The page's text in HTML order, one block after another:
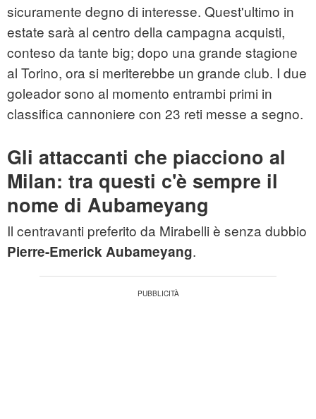
sicuramente degno di interesse. Quest'ultimo in
estate sarà al centro della campagna acquisti,
conteso da tante big; dopo una grande stagione
al Torino, ora si meriterebbe un grande club. I due
goleador sono al momento entrambi primi in
classifica cannoniere con 23 reti messe a segno.
Gli attaccanti che piacciono al
Milan: tra questi c'è sempre il
nome di Aubameyang
Il centravanti preferito da Mirabelli è senza dubbio
Pierre-Emerick Aubameyang.